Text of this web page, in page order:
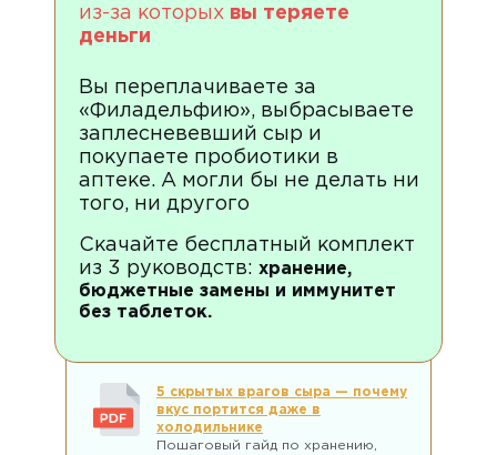
из-за которых вы теряете
деньги
Вы переплачиваете за
«Филадельфию», выбрасываете
заплесневевший сыр и
покупаете пробиотики в
аптеке. А могли бы не делать ни
того, ни другого
Скачайте бесплатный комплект
из 3 руководств: хранение,
бюджетные замены и иммунитет
без таблеток.
5 скрытых врагов сыра — почему
вкус портится даже в
холодильнике
Пошаговый гайд по хранению,